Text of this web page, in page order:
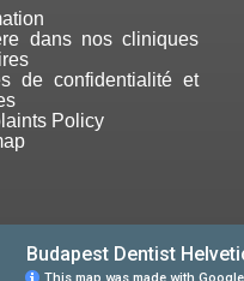
dans nos cliniques
de confidentialité et
Policy